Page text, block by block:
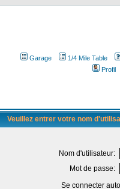
Garage
1/4 Mile Table
Profil
Veuillez entrer votre nom
Nom d'utilisateur:
Mot de passe:
Se connecter